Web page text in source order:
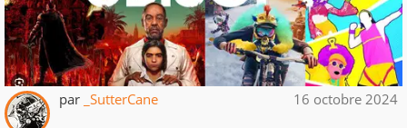
par _SutterCane 16 octobre 2024